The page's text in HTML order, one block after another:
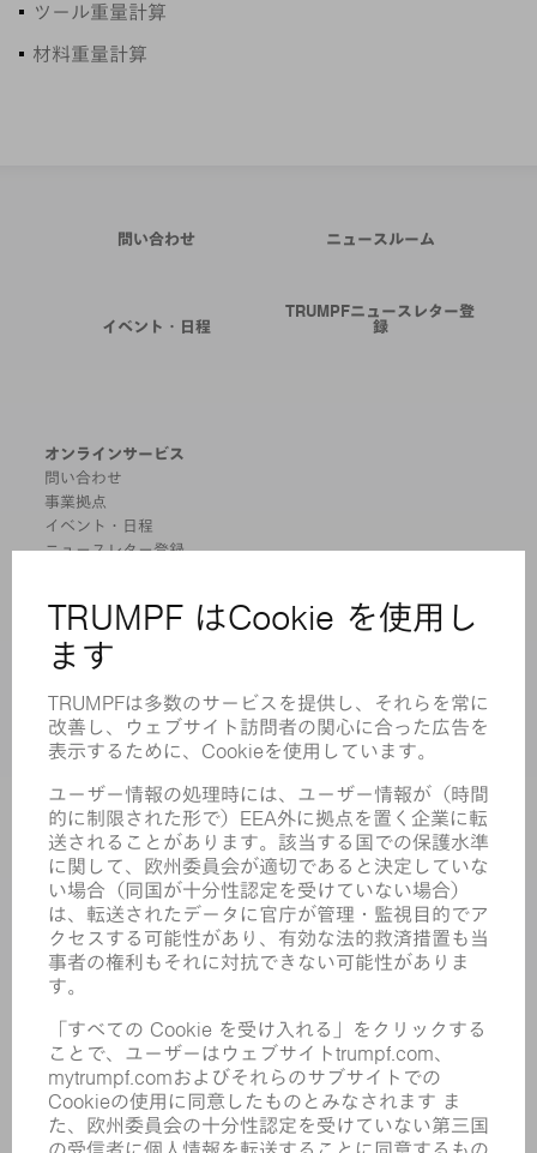
ツール重量計算
材料重量計算
問い合わせ ニュースルーム
イベント・日程
TRUMPFニュースレター登
録
オンラインサービス
問い合わせ
事業拠点
イベント・日程
ニュースレター登録
製品
機械 & システム
レーザ
パワーエレクトロニクス
電気ツール
スマートファクトリー
サービス
アプリケーション
業界
企業
キャリア
求人情報
企業プロフィール
取締役会
年次報告書
コンプライアンス
内部通報制度
セキュリティ
プレスリリース
マガジン